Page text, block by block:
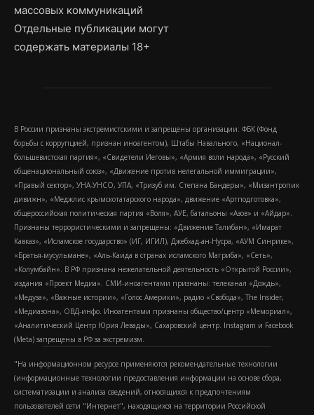
массовых коммуникаций
Отдельные публикации могут
содержать материалы 18+
В России признаны экстремистскими и запрещены организации: ФБК (Фонд
борьбы с коррупцией, признан иноагентом), Штабы Навального, «Национал-
большевистская партия», «Свидетели Иеговы», «Армия воли народа», «Русский
общенациональный союз», «Движение против нелегальной иммиграции»,
«Правый сектор», УНА-УНСО, УПА, «Тризуб им. Степана Бандеры», «Мизантропик
дивижн», «Меджлис крымскотатарского народа», движение «Артподготовка»,
общероссийская политическая партия «Воля», АУЕ, батальоны «Азов» и «Айдар».
Признаны террористическими и запрещены: «Движение Талибан», «Имарат
Кавказ», «Исламское государство» (ИГ, ИГИЛ), Джебхад-ан-Нусра, «АУМ Синрике»,
«Братья-мусульмане», «Аль-Каида в странах исламского Магриба», «Сеть»,
«Колумбайн». В РФ признана нежелательной деятельность «Открытой России»,
издания «Проект Медиа». СМИ-иноагентами признаны: телеканал «Дождь»,
«Медуза», «Важные истории», «Голос Америки», радио «Свобода», The Insider,
«Медиазона», ОВД-инфо. Иноагентами признаны общество/центр «Мемориал»,
«Аналитический Центр Юрия Левады», Сахаровский центр. Instagram и Facebook
(Metа) запрещены в РФ за экстремизм.
"На информационном ресурсе применяются рекомендательные технологии
(информационные технологии предоставления информации на основе сбора,
систематизации и анализа сведений, относящихся к предпочтениям
пользователей сети "Интернет", находящихся на территории Российской